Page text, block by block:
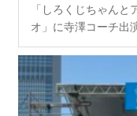
「しろくじちゃん
オ」に寺澤コーチ出